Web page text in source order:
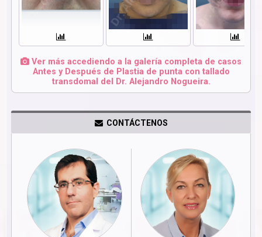
Ver más accediendo a la galería completa de casos
Antes y Después de Plastia de punta con tallado
transdomal del Dr. Alejandro Nogueira.
CONTÁCTENOS